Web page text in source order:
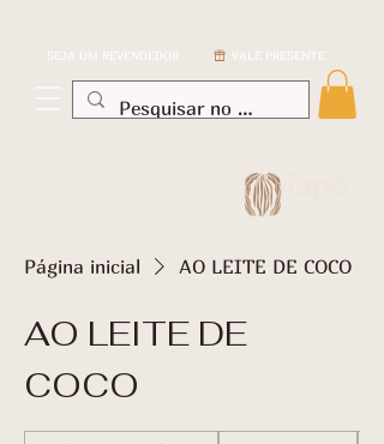
VALE PRESENTE
SEJA UM REVENDEDOR
Página inicial AO LEITE DE COCO
AO LEITE DE
COCO